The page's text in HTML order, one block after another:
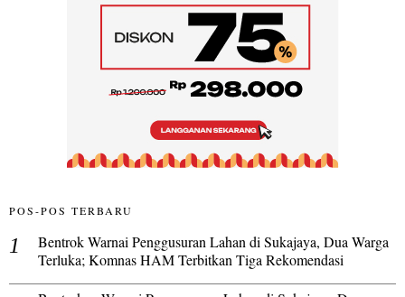
POS-POS TERBARU
Bentrok Warnai Penggusuran Lahan di Sukajaya, Dua Warga
Terluka; Komnas HAM Terbitkan Tiga Rekomendasi